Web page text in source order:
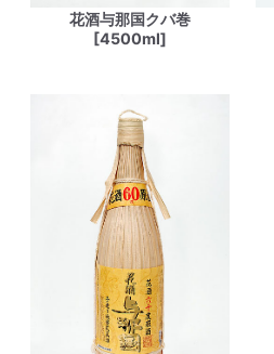
花酒与那国クバ巻
[4500ml]